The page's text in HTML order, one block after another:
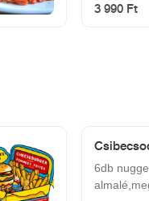
3 990 Ft
6db